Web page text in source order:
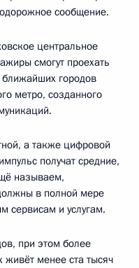
сообщение.
центральное
смогут проехать
городов
метро, созданного
а также цифровой
получат средние,
называем,
в полной мере
сервисам и услугам.
при этом более
живёт менее ста тысяч